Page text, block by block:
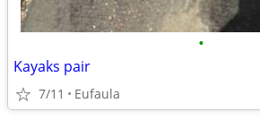
•
Kayaks pair
7/11 Eufaula